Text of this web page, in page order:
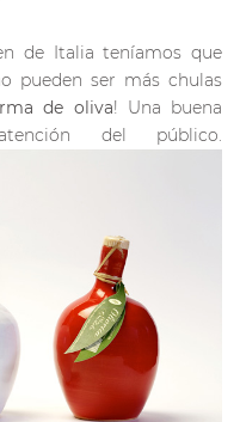
de Italia teníamos que
pueden ser más chulas
de oliva! Una buena
del público.